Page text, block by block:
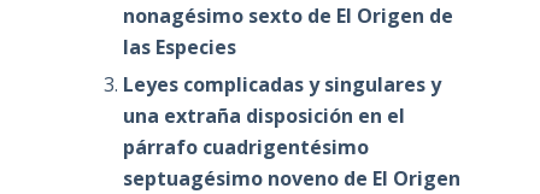
nonagésimo sexto de El Origen de
las Especies
Leyes complicadas y singulares y
una extraña disposición en el
párrafo cuadrigentésimo
septuagésimo noveno de El Origen